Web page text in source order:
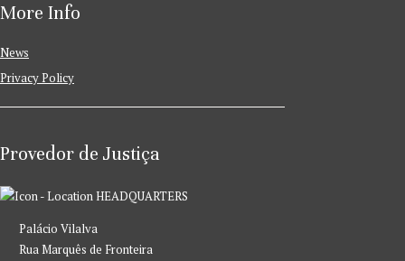
More Info
News
Privacy Policy
Provedor de Justiça
HEADQUARTERS
Palácio Vilalva
Rua Marquês de Fronteira